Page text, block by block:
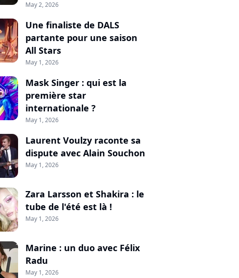
May 2, 2026
Une finaliste de DALS
partante pour une saison
All Stars
May 1, 2026
Mask Singer : qui est la
première star
internationale ?
May 1, 2026
Laurent Voulzy raconte sa
dispute avec Alain Souchon
May 1, 2026
Zara Larsson et Shakira : le
tube de l'été est là !
May 1, 2026
Marine : un duo avec Félix
Radu
May 1, 2026